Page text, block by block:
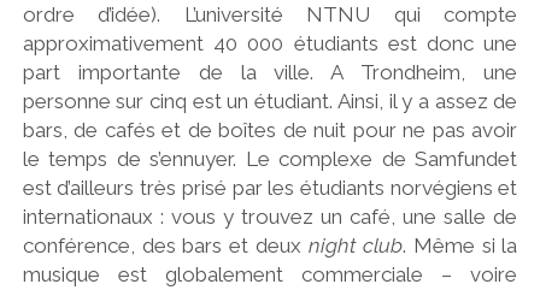
ordre d’idée). L’université NTNU qui compte
approximativement 40 000 étudiants est donc une
part importante de la ville. A Trondheim, une
personne sur cinq est un étudiant. Ainsi, il y a assez de
bars, de cafés et de boîtes de nuit pour ne pas avoir
le temps de s’ennuyer. Le complexe de Samfundet
est d’ailleurs très prisé par les étudiants norvégiens et
internationaux : vous y trouvez un café, une salle de
conférence, des bars et deux night club. Même si la
musique est globalement commerciale – voire